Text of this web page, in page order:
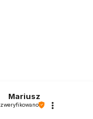
Mariusz
zweryfikowano